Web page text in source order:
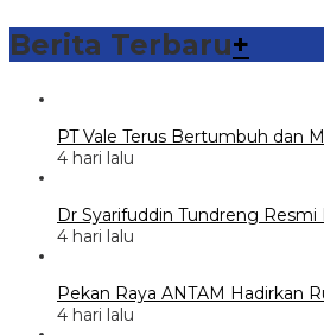
Berita Terbaru+
PT Vale Terus Bertumbuh dan
4 hari lalu
Dr Syarifuddin Tundreng
4 hari lalu
Pekan Raya ANTAM Hadirkan
4 hari lalu